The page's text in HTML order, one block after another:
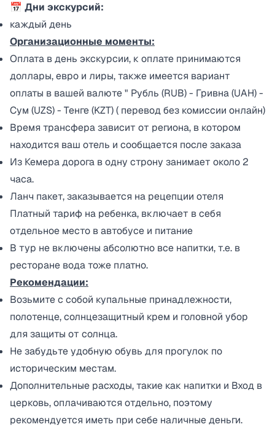
📅 Дни экскурсий:
каждый день
Организационные моменты:
Оплата в день экскурсии, к оплате принимаются
доллары, евро и лиры, также имеется вариант
оплаты в вашей валюте " Рубль (RUB) - Гривна (UAH) -
Сум (UZS) - Тенге (KZT) ( перевод без комиссии онлайн)
Время трансфера зависит от региона, в котором
находится ваш отель и сообщается после заказа
Из Кемера дорога в одну строну занимает около 2
часa.
Ланч пакет, заказывается на рецепции отеля
Платный тариф на ребенка, включает в себя
отдельное место в автобусе и питание
В тур не включены абсолютно все напитки, т.е. в
ресторане вода тоже платно.
Рекомендации:
Возьмите с собой купальные принадлежности,
полотенце, солнцезащитный крем и головной убор
для защиты от солнца.
Не забудьте удобную обувь для прогулок по
историческим местам.
Дополнительные расходы, такие как напитки и Вход в
церковь, оплачиваются отдельно, поэтому
рекомендуется иметь при себе наличные деньги.